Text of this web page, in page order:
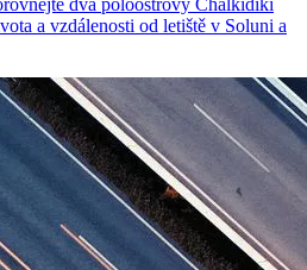
dva poloostrovy Chalkidiki
a vzdálenosti od letiště v Soluni a